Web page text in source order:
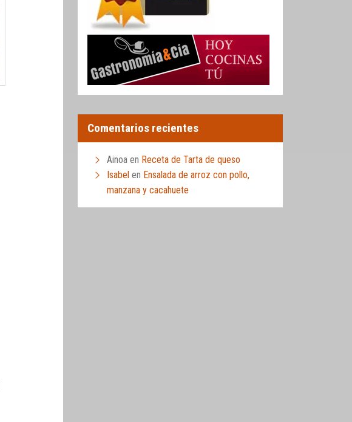
Comentarios recientes
Ainoa en Receta de Tarta de queso
Isabel en Ensalada de arroz con pollo,
manzana y cacahuete